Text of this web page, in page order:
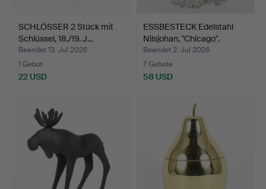
SCHLÖSSER 2 Stück mit
Schlüssel, 18./19. J…
Beendet 13. Jul 2026
1 Gebot
22 USD
ESSBESTECK Edelstahl
Nilsjohan, "Chicago".
Beendet 2. Jul 2026
7 Gebote
58 USD